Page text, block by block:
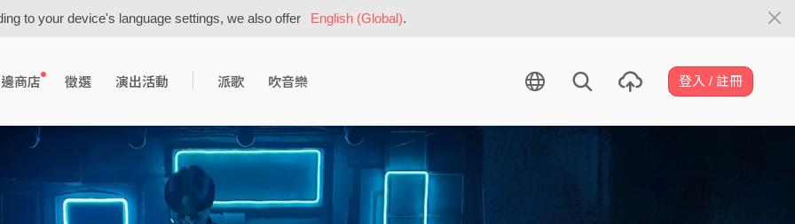
to your device's language settings, we also offer English (Global).
商店 徵選 演出活動 派歌 吹音樂 登入 / 註冊